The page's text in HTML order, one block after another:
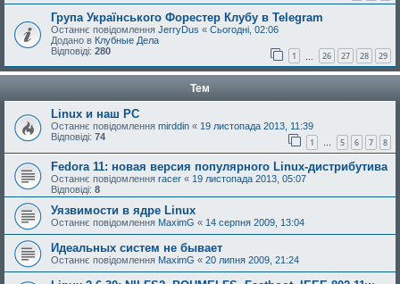
Група Українського Форестер Клубу в Telegram
Останнє повідомлення JerryDus « Сьогодні, 02:06
Додано в Клубные Дела
Відповіді: 280 1 26 27 28 29
Тем
Linux и наш РС
Останнє повідомлення mirddin « 19 листопада 2013, 11:39
Відповіді: 74 1 … 5 6 7 8
Fedora 11: новая версия популярного Linux-дистрибутива
Останнє повідомлення racer « 19 листопада 2013, 05:07
Відповіді: 8
Уязвимости в ядре Linux
Останнє повідомлення MaximG « 14 серпня 2009, 13:04
Идеальных систем не бывает
Останнє повідомлення MaximG « 20 липня 2009, 21:24